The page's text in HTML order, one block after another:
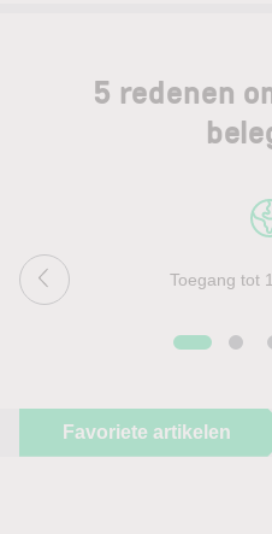
5 redenen
Toegang tot
Favoriete artikelen